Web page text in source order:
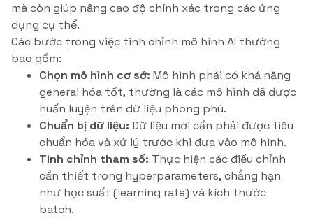
mà còn giúp nâng cao độ chính xác trong các ứng
dụng cụ thể.
Các bước trong việc tinh chỉnh mô hình AI thường
bao gồm:
Chọn mô hình cơ sở: Mô hình phải có khả năng
general hóa tốt, thường là các mô hình đã được
huấn luyện trên dữ liệu phong phú.
Chuẩn bị dữ liệu: Dữ liệu mới cần phải được tiêu
chuẩn hóa và xử lý trước khi đưa vào mô hình.
Tinh chỉnh tham số: Thực hiện các điều chỉnh
cần thiết trong hyperparameters, chẳng hạn
như học suất (learning rate) và kích thước
batch.